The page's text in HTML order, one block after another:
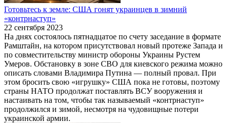
Готовьтесь к земле: США гонят украинцев в зимний
«контрнаступ»
22 сентября 2023
На днях состоялось пятнадцатое по счету заседание в формате
Рамштайн, на котором присутствовал новый протеже Запада и
по совместительству министр обороны Украины Рустем
Умеров. Обстановку в зоне СВО для киевского режима можно
описать словами Владимира Путина — полный провал. При
этом бросить свою «игрушку» США пока не готовы, поэтому
страны НАТО продолжат поставлять ВСУ вооружения и
настаивать на том, чтобы так называемый «контрнаступ»
продолжился и зимой, несмотря на чудовищные потери
украинской армии.